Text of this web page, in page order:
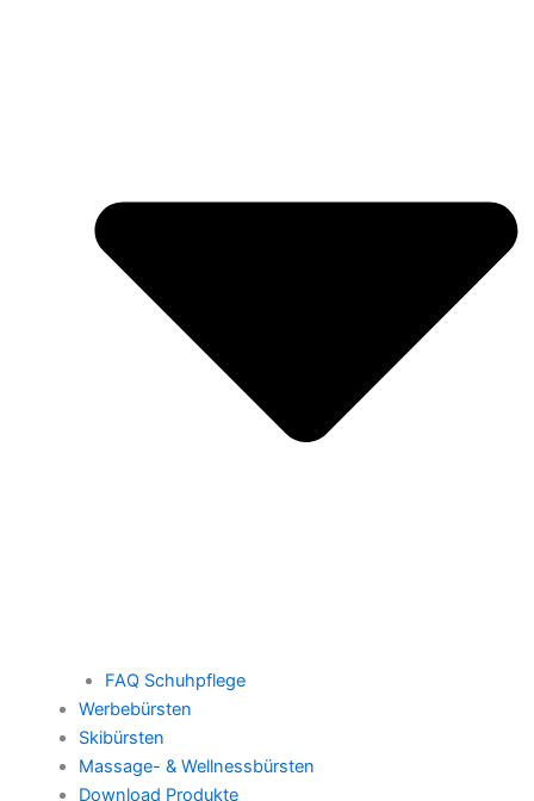
FAQ Schuhpflege
Werbebürsten
Skibürsten
Massage- & Wellnessbürsten
Download Produkte